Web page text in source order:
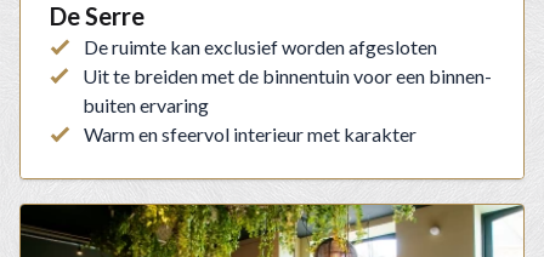
De Serre
De ruimte kan exclusief worden afgesloten
Uit te breiden met de binnentuin voor een binnen-
buiten ervaring
Warm en sfeervol interieur met karakter